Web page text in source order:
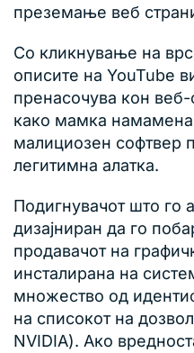
преземање веб
Со кликнување на
описите на YouTube
пренасочува кон
како мамка
малициозен софтвер
легитимна алатка.
Подигнувачот што го
дизајниран да го
продавачот на
инсталирана на
множество од
на списокот на
NVIDIA). Ако